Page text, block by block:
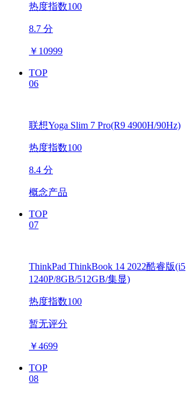
热度指数100
8.7 分
￥ 10999
TOP
06
联想Yoga Slim 7 Pro(R9 4900H/90Hz)
热度指数100
8.4 分
概念产品
TOP
07
ThinkPad ThinkBook 14 2022酷睿版(i5
1240P/8GB/512GB/集显)
热度指数100
暂无评分
￥4699
TOP
08